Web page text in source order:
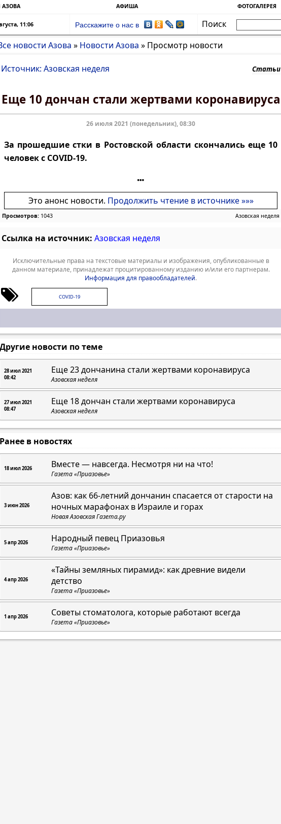
АЗОВА АФИША ФОТОГАЛЕРЕЯ
11:06 Расскажите о нас в
Поиск
новости Азова » Новости Азова » Просмотр новости
Источник: Азовская неделя Статьи
Еще 10 дончан стали жертвами коронавируса
26 июля 2021 (понедельник), 08:30
За прошедшие стки в Ростовской области скончались еще 10
человек с COVID-19.
Это анонс новости. Продолжить чтение в источнике »»»
Просмотров: 1043 Азовская неделя
Ссылка на источник: Азовская неделя
Исключительные права на текстовые материалы и изображения, опубликованные в
данном материале, принадлежат процитированному изданию и/или его партнерам.
Информация для правообладателей.
COVID-19
Другие новости по теме
28 июл 2021
08:42
Еще 23 дончанина стали жертвами коронавируса
Азовская неделя
27 июл 2021
08:47
Еще 18 дончан стали жертвами коронавируса
Азовская неделя
Ранее в новостях
18 июл 2026 Вместе — навсегда. Несмотря ни на что!
Газета «Приазовье»
3 июн 2026
Азов: как 66-летний дончанин спасается от старости на
ночных марафонах в Израиле и горах
Новая Азовская Газета.ру
5 апр 2026 Народный певец Приазовья
Газета «Приазовье»
4 апр 2026
«Тайны земляных пирамид»: как древние видели
детство
Газета «Приазовье»
1 апр 2026 Советы стоматолога, которые работают всегда
Газета «Приазовье»